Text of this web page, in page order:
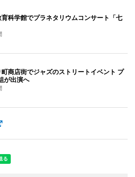
科学館でプラネタリウムコンサート「七
商店街でジャズのストリートイベント プ
が出演へ